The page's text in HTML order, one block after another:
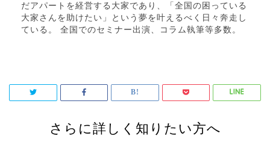
だアパートを経営する大家であり、「全国の困っている
大家さんを助けたい」という夢を叶えるべく日々奔走し
ている。 全国でのセミナー出演、コラム執筆等多数。
さらに詳しく知りたい方へ